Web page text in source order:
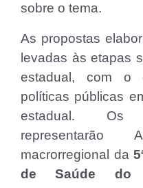
sobre o tema.
As propostas
levadas às etapas
estadual, com o
políticas públicas
estadual. Os
macrorregional da
de Saúde do